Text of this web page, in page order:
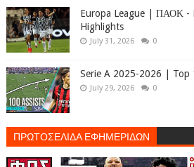
Europa League | ΠΑΟΚ -
Highlights
July 31, 2026 0
Serie A 2025-2026 | Top
July 29, 2026 0
ΠΡΩΤΟΣΕΛΙΔΑ ΕΦΗΜΕΡΙΔΩΝ